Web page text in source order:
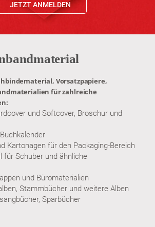
JETZT ANMELDEN
Vorsatzpapiere,
für zahlreiche
und Softcover, Broschur und
Kartonagen für den Packaging-Bereich
für Schuber und ähnliche
und Büromaterialien
Stammbücher und weitere Alben
Sparbücher